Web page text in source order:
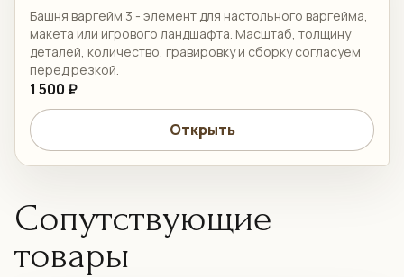
Башня варгейм 3 - элемент для настольного варгейма,
макета или игрового ландшафта. Масштаб, толщину
деталей, количество, гравировку и сборку согласуем
перед резкой.
1 500 ₽
Открыть
Сопутствующие
товары